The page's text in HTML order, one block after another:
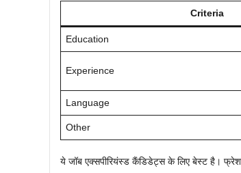
Criteria
Education
Experience
Language
Other
ये जॉब एक्सपीरियंस्ड कैंडिडेट्स के लिए बेस्ट है।